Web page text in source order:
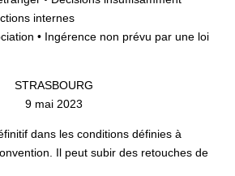
internes
• Ingérence non prévu par une loi
STRASBOURG
9 mai 2023
dans les conditions définies à
Il peut subir des retouches de